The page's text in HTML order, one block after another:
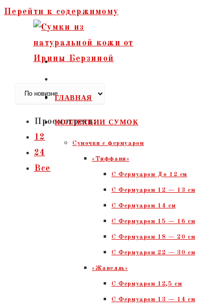
Перейти к содержимому
ГЛАВНАЯ
КОЛЛЕКЦИИ СУМОК
Сумочки c фермуаром
«Тиффани»
С Фермуаром До 12 см
С Фермуаром 12 — 13 см
С Фермуаром 14 см
С Фермуаром 15 — 16 см
C Фермуаром 18 — 20 см
С Фермуаром 22 — 30 см
«Жанелль»
С Фермуаром 12,5 см
С Фермуаром 13 — 14 см
Просмотреть:
12
24
Все